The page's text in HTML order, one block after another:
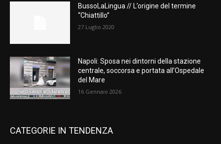
BussoLaLingua // L’origine del termine
“Chiattillo”
27 Luglio 2020
Napoli: Sposa nei dintorni della stazione
centrale, soccorsa e portata all’Ospedale
del Mare
16 Gennaio 2026
CATEGORIE IN TENDENZA